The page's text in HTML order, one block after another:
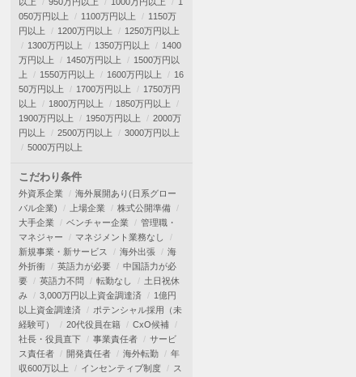
050万円以上
1100万円以上
1150万
円以上
1200万円以上
1250万円以上
1300万円以上
1350万円以上
1400
万円以上
1450万円以上
1500万円以
上
1550万円以上 1600万円以上
16
50万円以上
1700万円以上
1750万円
以上
1800万円以上
1850万円以上
1900万円以上
1950万円以上
2000万
円以上
2500万円以上
3000万円以上
5000万円以上
こだわり条件
外資系企業
海外展開あり(日系グロー
バル企業)
上場企業
株式公開準備
大手企業
ベンチャー企業
管理職・
マネジャー
マネジメント業務なし
新規事業・新サービス
海外出張
海
外折衝
英語力が必要
中国語力が必
要
英語力不問 転勤なし
土日祝休
み
3,000万円以上資金調達済
1億円
以上資金調達済
ポテンシャル採用（未
経験可）
20代役員在籍
CxO候補
社長・役員直下
事業責任者
サービ
ス責任者
開発責任者 海外転勤
年
収600万以上
インセンティブ制度
ス